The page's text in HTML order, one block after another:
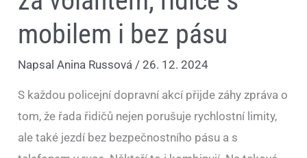
mobilem i bez pásu
NapsalAnina Russová /26. 12. 2024
S každou policejní dopravní akcí přijde záhy zpráva o
tom, že řada řidičů nejen porušuje rychlostní limity,
ale také jezdí bez bezpečnostního pásu a s